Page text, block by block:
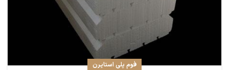
فوم پلی استایرن